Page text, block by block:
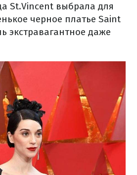
St.Vincent выбрала для
черное платье Saint
экстравагантное даже